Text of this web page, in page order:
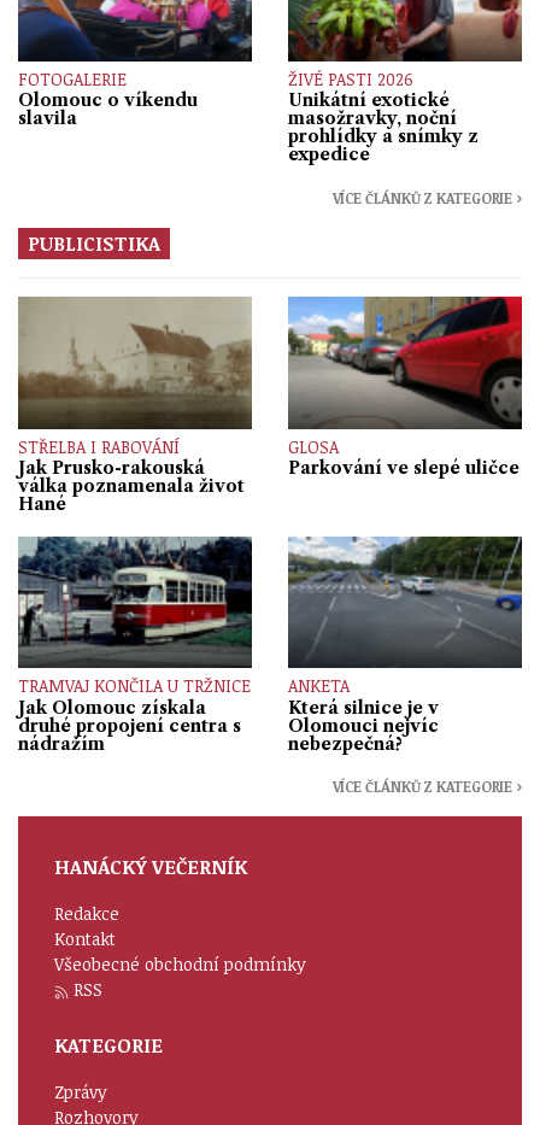
FOTOGALERIE
Olomouc o víkendu
slavila
ŽIVÉ PASTI 2026
Unikátní exotické
masožravky, noční
prohlídky a snímky z
expedice
VÍCE ČLÁNKŮ Z KATEGORIE ›
PUBLICISTIKA
STŘELBA I RABOVÁNÍ
Jak Prusko-rakouská
válka poznamenala život
Hané
GLOSA
Parkování ve slepé uličce
TRAMVAJ KONČILA U TRŽNICE
Jak Olomouc získala
druhé propojení centra s
nádražím
ANKETA
Která silnice je v
Olomouci nejvíc
nebezpečná?
VÍCE ČLÁNKŮ Z KATEGORIE ›
HANÁCKÝ VEČERNÍK
Redakce
Kontakt
Všeobecné obchodní podmínky
RSS
KATEGORIE
Zprávy
Rozhovory